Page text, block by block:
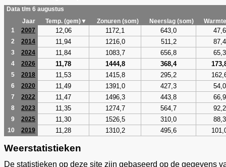
Data t/m 6 augustus
Jaar
Temp. (gem)▼ Zonuren (som) Neerslag (som)
1
2007 12,06 1172,1 643,0 47,6
2 2014 11,94 1216,0 511,2 87,4
3 2024 11,84 1083,7 656,8 65,3
4 2026 11,78 1444,8 368,4
5 2018 11,53 1415,8 295,2
6 2020 11,49 1391,0 427,3 54,0
7 2022 11,47 1496,3 443,8 66,9
8 2023 11,35 1274,7 564,7 92,2
9 2025 11,30 1526,5 310,0 88,3
10 2019 11,28 1310,2 495,6
Weerstatistieken
De statistieken op deze site zijn gebaseerd op de gegevens